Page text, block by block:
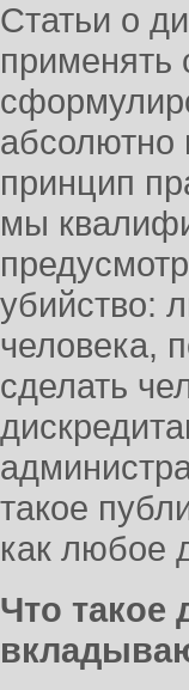
Статьи о
применять
принцип
мы
убийство:
человека,
сделать
такое
как любое
Что такое